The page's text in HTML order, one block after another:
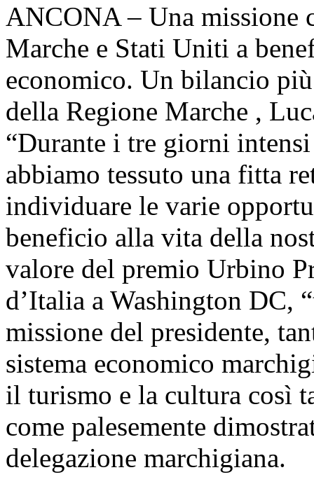
ANCONA – Una missione
Marche e Stati Uniti a
economico. Un bilancio
della Regione Marche ,
“Durante i tre giorni
abbiamo tessuto una fitta
individuare le varie
beneficio alla vita della
valore del premio Urbino
d’Italia a Washington DC,
missione del presidente,
sistema economico
il turismo e la cultura così
come palesemente
delegazione marchigiana.